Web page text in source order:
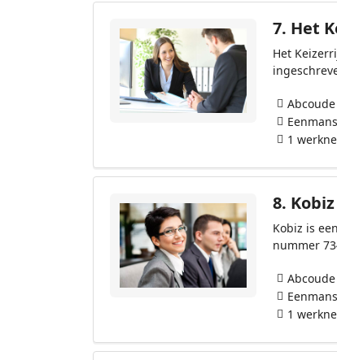
7. Het
Het
Abcoude
1
8. Kobiz
Kobiz is
nummer
Abcoude
1